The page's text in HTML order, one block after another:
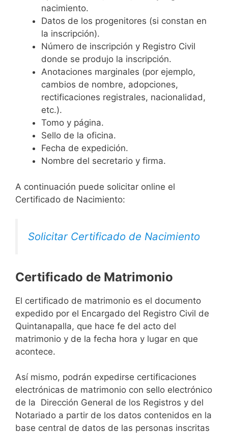
nacimiento.
Datos de los progenitores (si constan en
la inscripción).
Número de inscripción y Registro Civil
donde se produjo la inscripción.
Anotaciones marginales (por ejemplo,
cambios de nombre, adopciones,
rectificaciones registrales, nacionalidad,
etc.).
Tomo y página.
Sello de la oficina.
Fecha de expedición.
Nombre del secretario y firma.
A continuación puede solicitar online el
Certificado de Nacimiento:
Solicitar Certificado de Nacimiento
Certificado de Matrimonio
El certificado de matrimonio es el documento
expedido por el Encargado del Registro Civil de
Quintanapalla, que hace fe del acto del
matrimonio y de la fecha hora y lugar en que
acontece.
Así mismo, podrán expedirse certificaciones
electrónicas de matrimonio con sello electrónico
de la Dirección General de los Registros y del
Notariado a partir de los datos contenidos en la
base central de datos de las personas inscritas